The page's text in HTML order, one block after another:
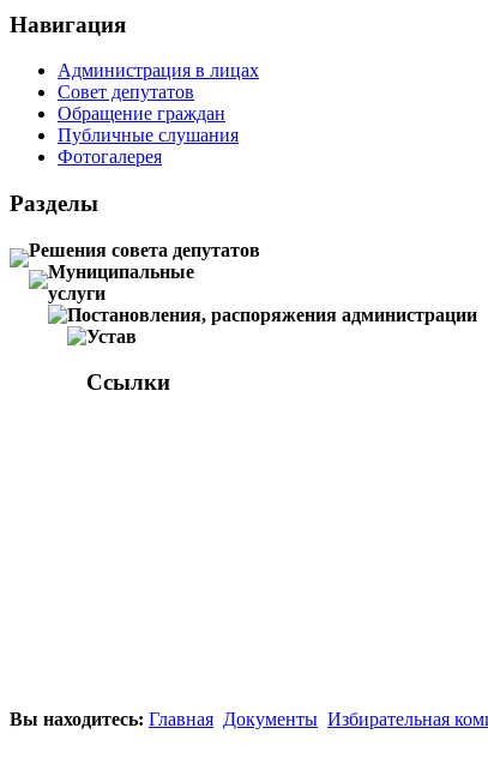
Навигация
Администрация в лицах
Совет депутатов
Обращение граждан
Публичные слушания
Фотогалерея
Разделы
Решения совета депутатов
Муниципальные
услуги
Постановления, распоряжения администрации
Устав
Ссылки
Вы находитесь: Главная Документы Избирательная